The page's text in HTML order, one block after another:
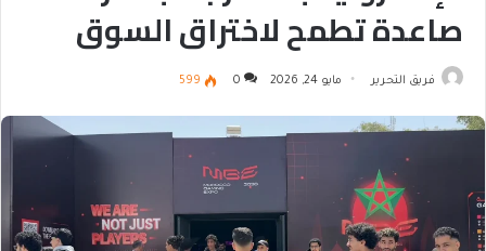
صاعدة تطمح لاختراق السوق
العالمية
فريق التحرير مايو 24, 2026 0
599